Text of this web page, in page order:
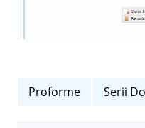
Proforme Serii